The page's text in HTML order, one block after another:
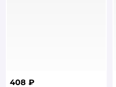
408 ₽